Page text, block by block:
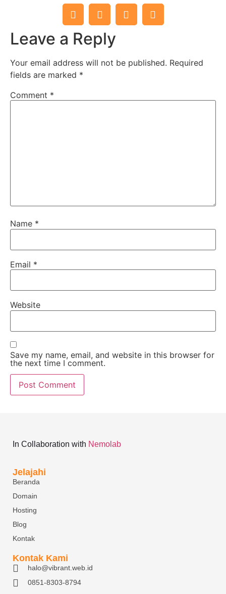
Leave a Reply
Your email address will not be published. Required
fields are marked *
Comment *
Name *
Email *
Website
Save my name, email, and website in this browser for
the next time I comment.
In Collaboration with Nemolab
Jelajahi
Beranda
Domain
Hosting
Blog
Kontak
Kontak Kami
halo@vibrant.web.id
0851-8303-8794